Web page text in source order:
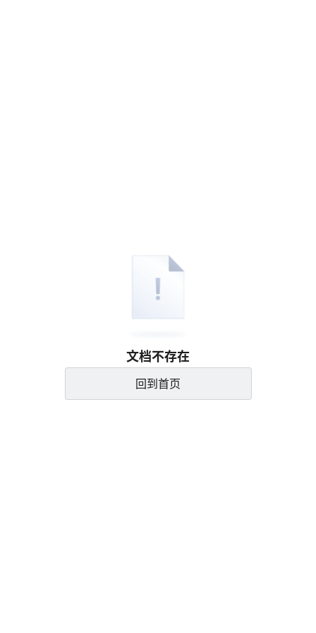
文档不存在
回到首页